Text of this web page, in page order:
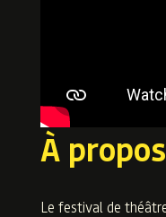
À
Le festival de